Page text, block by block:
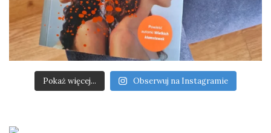
Pokaż więcej... Obserwuj na Instagramie